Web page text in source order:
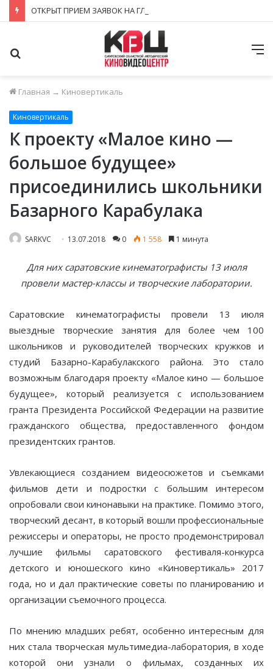
Главная → Киновертикаль
Киновертикаль
К проекту «Малое кино —
большое будущее»
присоединились школьники
Базарного Карабулака
SARKVC 13.07.2018 0 1 558 1 минута
Для них саратовские кинематографисты 13 июля
провели мастер-классы и творческие лаборатории.
Саратовские кинематографисты провели 13 июля
выездные творческие занятия для более чем 100
школьников и руководителей творческих кружков и
студий Базарно-Карабулакского района. Это стало
возможным благодаря проекту «Малое кино — большое
будущее», который реализуется с использованием
гранта Президента Российской Федерации на развитие
гражданского общества, предоставленного фондом
президентских грантов.
Увлекающиеся созданием видеосюжетов и съемками
фильмов дети и подростки с большим интересом
опробовали свои кинонавыки на практике. Помимо этого,
творческий десант, в который вошли профессиональные
режиссеры и операторы, не просто продемонстрировал
лучшие фильмы саратовского фестиваля-конкурса
детского и юношеского кино «Киновертикаль» 2017
года, но и дал практические советы по планированию и
организации съемочного процесса.
По мнению младших ребят, особенно интересным для
них стала творческая мультимедиа-лаборатория, в ходе
которой они узнали о фильмах, созданных их